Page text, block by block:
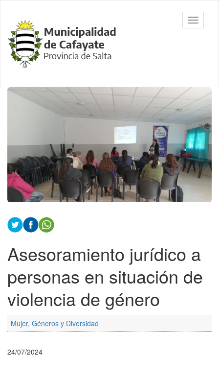
contenido
principal
Municipalidad
de Cafayate,
Salta
barra
Contenido
principal
Asesoramiento jurídico a
personas en situación de
violencia de género
Mujer, Géneros y Diversidad
24/07/2024